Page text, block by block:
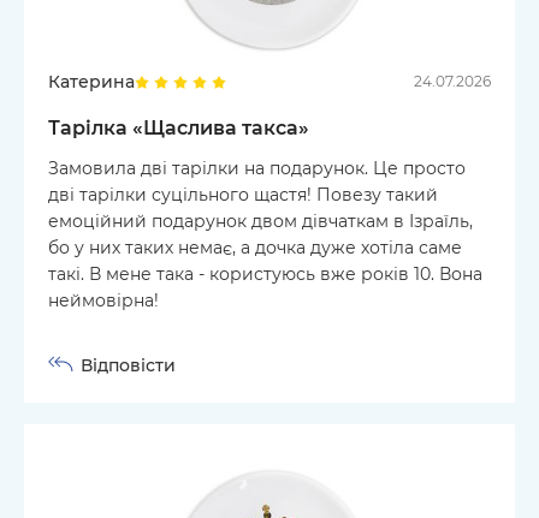
Катерина 24.07.2026
Тарілка «Щаслива такса»
Замовила дві тарілки на подарунок. Це просто
дві тарілки суцільного щастя! Повезу такий
емоційний подарунок двом дівчаткам в Ізраїль,
бо у них таких немає, а дочка дуже хотіла саме
такі. В мене така - користуюсь вже років 10. Вона
неймовірна!
Відповісти